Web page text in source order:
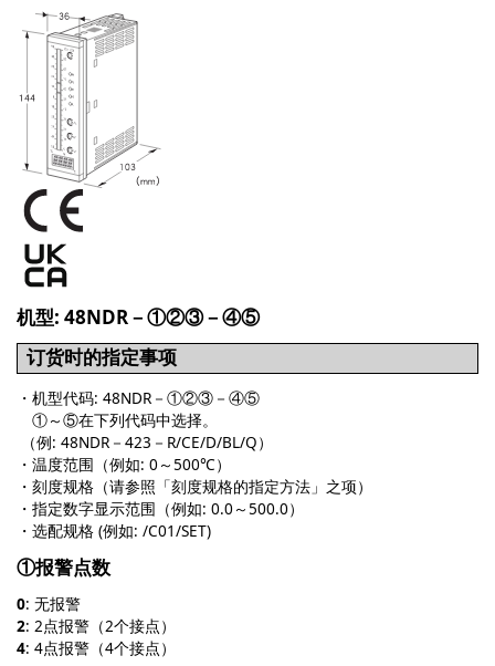
机型: 48NDR－①②③－④⑤
订货时的指定事项
・机型代码: 48NDR－①②③－④⑤
①～⑤在下列代码中选择。
（例: 48NDR－423－R/CE/D/BL/Q）
・温度范围（例如: 0～500℃）
・刻度规格（请参照「刻度规格的指定方法」之项）
・指定数字显示范围（例如: 0.0～500.0）
・选配规格 (例如: /C01/SET)
①报警点数
0: 无报警
2: 2点报警（2个接点）
4: 4点报警（4个接点）